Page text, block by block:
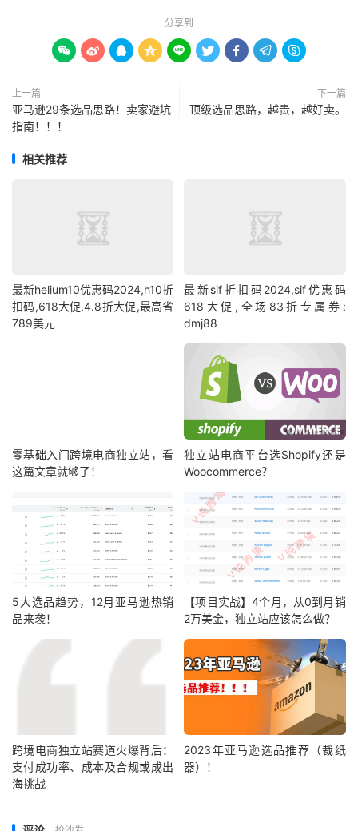
分享到
        
上一篇
亚马逊29条选品思路！卖家避坑
指南！！！
下一篇
顶级选品思路，越贵，越好卖。
相关推荐
最新helium10优惠码2024,h10折
扣码,618大促,4.8折大促,最高省
789美元
最新sif折扣码2024,sif优惠码
618大促,全场83折专属券:
dmj88
零基础入门跨境电商独立站，看
这篇文章就够了！
独立站电商平台选Shopify还是
Woocommerce？
5大选品趋势，12月亚马逊热销
品来袭！
【项目实战】4个月，从0到月销
2万美金，独立站应该怎么做？
跨境电商独立站赛道火爆背后：
支付成功率、成本及合规或成出
海挑战
2023年亚马逊选品推荐（裁纸
器）！